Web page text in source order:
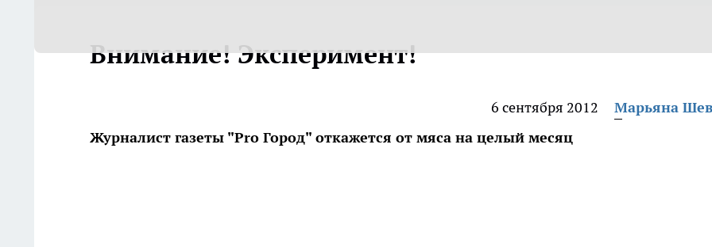
Внимание! Эксперимент!
6 сентября 2012
Марьяна
Журналист газеты "Pro Город" откажется от мяса на целый месяц